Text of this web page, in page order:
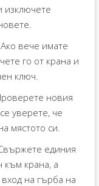
изключете
вече имате
го от крана и
ключ.
новия
уверете, че
мястото си.
единия
към крана, а
на гърба на